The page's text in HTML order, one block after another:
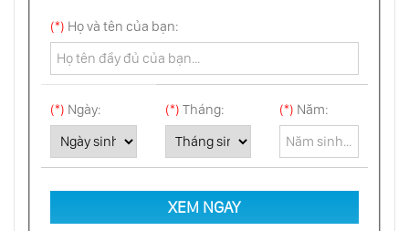
Thuyết Hành Vi Và Dating Tips
Thượng Đẳng Có Phải Là Một Loại Bệnh Tâm
Bạn Yêu Hay Chỉ Lên Cơn... “Nghiện Tình
Yêu”?
(*) Họ và tên của bạn:
(*) Ngày: (*) Tháng: (*) Năm:
XEM NGAY